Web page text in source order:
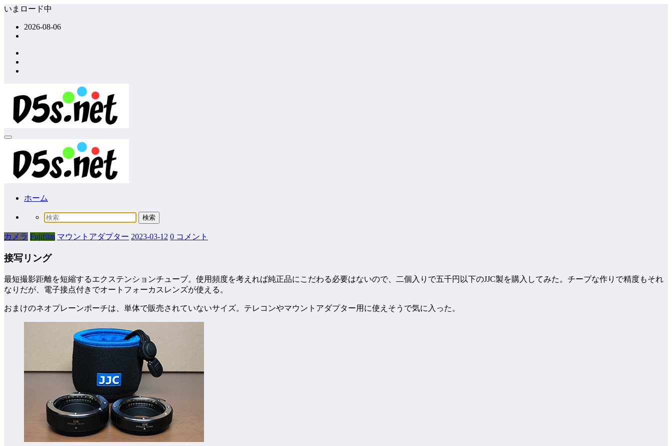
コ
いまロード中
2026-08-06
ホーム
カメラ Fujifilm マウントアダプター 2023-03-12 0 コメント
接写リング
最短撮影距離を短縮するエクステンションチューブ。使用頻度を考えれば純正品にこだわる必要はないので、二個入りで五千円以下のJJC製を購入してみた。チープな作りで精度もそれ
なりだが、電子接点付きでオートフォーカスレンズが使える。
おまけのネオプレーンポーチは、単体で販売されていないサイズ。テレコンやマウントアダプター用に使えそうで気に入った。